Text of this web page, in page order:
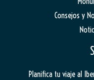
Consejos y
Planifica tu viaje al